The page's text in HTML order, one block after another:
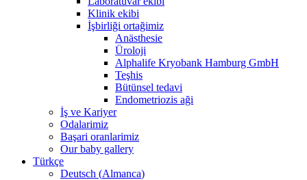
Klinik ekibi
İşbirliği ortağimiz
Anästhesie
Üroloji
Alphalife Kryobank Hamburg GmbH
Teşhis
Bütünsel tedavi
Endometriozis aği
İş ve Kariyer
Odalarimiz
Başari oranlarimiz
Our baby gallery
Türkçe
Deutsch (Almanca)